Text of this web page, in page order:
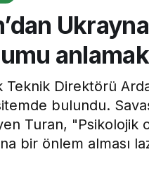
Teknik Direktörü
bulundu.
Turan, "Psikolojik
bir önlem alması